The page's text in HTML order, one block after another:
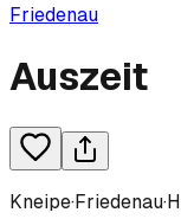
Friedenau
Auszeit
Kneipe·Friedenau·